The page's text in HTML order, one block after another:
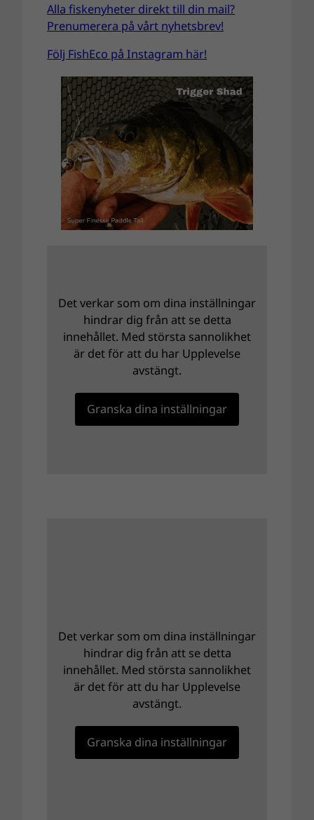
Alla fiskenyheter direkt till din mail?
Prenumerera på vårt nyhetsbrev!
Följ FishEco på Instagram här!
Det verkar som om dina inställningar
hindrar dig från att se detta
innehållet. Med största sannolikhet
är det för att du har Upplevelse
avstängt.
Granska dina inställningar
Det verkar som om dina inställningar
hindrar dig från att se detta
innehållet. Med största sannolikhet
är det för att du har Upplevelse
avstängt.
Granska dina inställningar